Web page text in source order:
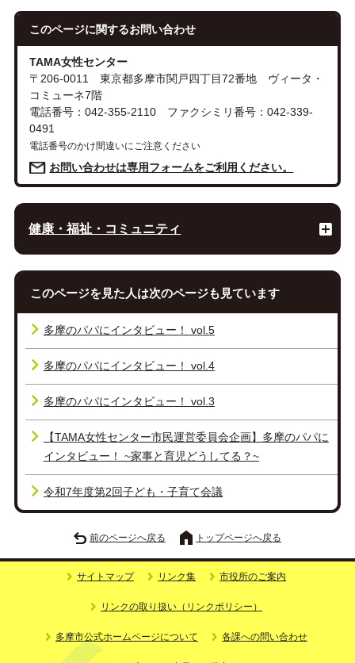
このページに関するお問い合わせ
TAMA女性センター
〒206-0011 東京都多摩市関戸四丁目72番地 ヴィータ・
コミューネ7階
電話番号：042-355-2110 ファクシミリ番号：042-339-
0491
電話番号のかけ間違いにご注意ください
お問い合わせは専用フォームをご利用ください。
健康・福祉・コミュニティ
このページを見た人は次のページも見ています
多摩のパパにインタビュー！ vol.5
多摩のパパにインタビュー！ vol.4
多摩のパパにインタビュー！ vol.3
【TAMA女性センター市民運営委員会企画】多摩のパパに
インタビュー！ ~家事と育児どうしてる？~
令和7年度第2回子ども・子育て会議
前のページへ戻る トップページへ戻る
サイトマップ リンク集 市役所のご案内
リンクの取り扱い（リンクポリシー）
多摩市公式ホームページについて 各課への問い合わせ